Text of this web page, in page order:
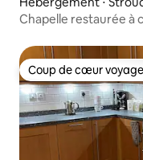
Chapelle restaurée à
Coup de cœur
Coup de cœur